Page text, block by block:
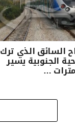
السائق الذي ترك
الجنوبية يسير
…